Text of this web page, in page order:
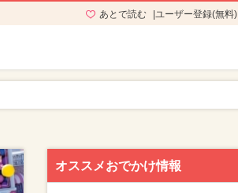
あとで読む ユーザー登録(無料)
オススメおでかけ情報